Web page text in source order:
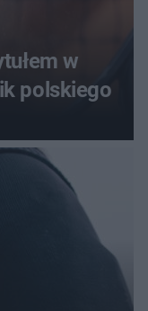
w
polskiego